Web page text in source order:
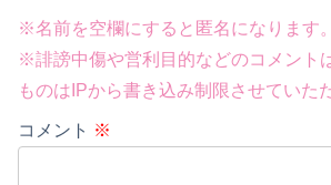
※名前を空欄にすると匿名になります。
※誹謗中傷や営利目的などのコメント
ものはIPから書き込み制限させていた
コメント ※